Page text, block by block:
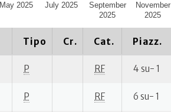
May 2025 July 2025
September
2025
November
2025
Tipo Cr. Cat. Piazz.
P RF 4 su- 1
P RF 6 su- 1